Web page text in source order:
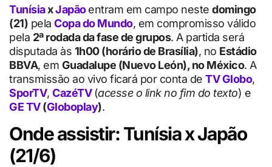
TunísiaxJapãoentram em campo neste domingo
(21) pela Copa do Mundo, em compromisso válido
pela 2ª rodada da fase de grupos. A partida será
disputada às 1h00 (horário de Brasília), no Estádio
BBVA, em Guadalupe (Nuevo León), no México. A
transmissão ao vivo ficará por conta de TV Globo,
SporTV, CazéTV (acesse o link no fim do texto) e
GE TV(Globoplay).
Onde assistir: Tunísia x Japão
(21/6)